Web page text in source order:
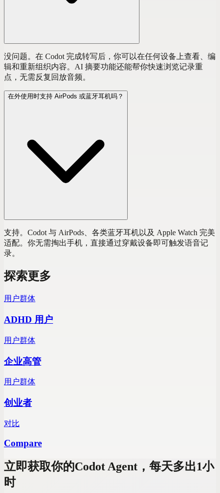
没问题。在 Codot 完成转写后，你可以在任何设备上查看、编
辑和重新组织内容。AI 摘要功能还能帮你快速浏览记录重
点，无需反复回放音频。
在外使用时支持 AirPods 或蓝牙耳机吗？
支持。Codot 与 AirPods、各类蓝牙耳机以及 Apple Watch 完美
适配。你无需掏出手机，直接通过穿戴设备即可触发语音记
录。
探索更多
用户群体
ADHD 用户
用户群体
企业高管
用户群体
创业者
对比
Compare
立即获取你的Codot Agent，每天多出1小
时